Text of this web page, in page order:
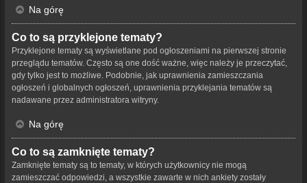
Na górę
Co to są przyklejone tematy?
Przyklejone tematy są wyświetlane pod ogłoszeniami na pierwszej stronie
przeglądu tematów. Często są one dość ważne, więc należy je przeczytać,
gdy tylko jest to możliwe. Podobnie, jak uprawnienia zamieszczania
ogłoszeń i globalnych ogłoszeń, uprawnienia przyklejania tematów są
nadawane przez administratora witryny.
Na górę
Co to są zamknięte tematy?
Zamknięte tematy są to tematy, w których użytkownicy nie mogą
zamieszczać odpowiedzi, a wszystkie zawarte w nich ankiety zostały